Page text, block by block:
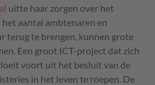
uitte haar zorgen over het
aantal ambtenaren en
terug te brengen, kunnen grote
Een groot ICT-project dat zich
voort uit het besluit van de
in het leven te roepen. De